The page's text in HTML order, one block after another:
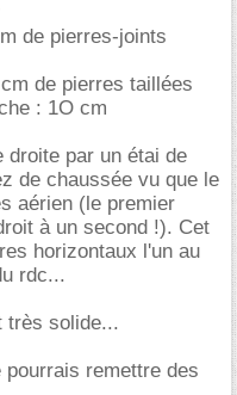
de pierres-joints
de pierres taillées
: 1O cm
droite par un étai de
de chaussée vu que le
aérien (le premier
à un second !). Cet
horizontaux l'un au
rdc...
très solide...
remettre des